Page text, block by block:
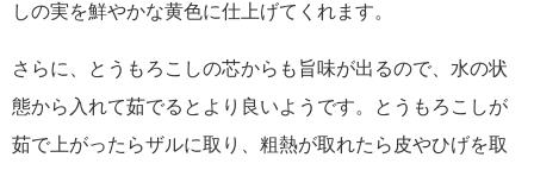
しの実を鮮やかな黄色に仕上げてくれます。
さらに、とうもろこしの芯からも旨味が出るので、水の状
態から入れて茹でるとより良いようです。とうもろこしが
茹で上がったらザルに取り、粗熱が取れたら皮やひげを取